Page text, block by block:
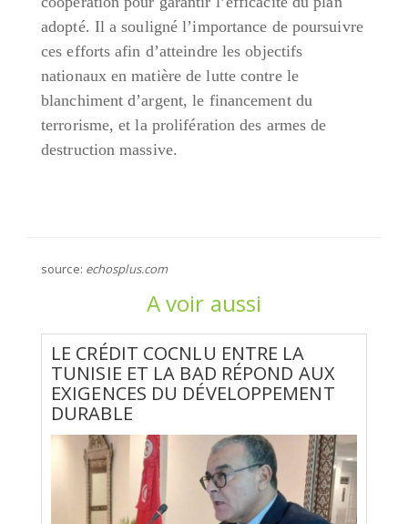
adopté. Il a souligné l’importance de poursuivre
ces efforts afin d’atteindre les objectifs
nationaux en matière de lutte contre le
blanchiment d’argent, le financement du
terrorisme, et la prolifération des armes de
destruction massive.
source: echosplus.com
A voir aussi
LE CRÉDIT COCNLU ENTRE LA
TUNISIE ET LA BAD RÉPOND AUX
EXIGENCES DU DÉVELOPPEMENT
DURABLE